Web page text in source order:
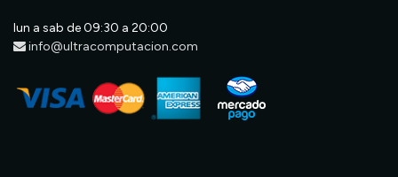
lun a sab de 09:30 a 20:00
info@ultracomputacion.com